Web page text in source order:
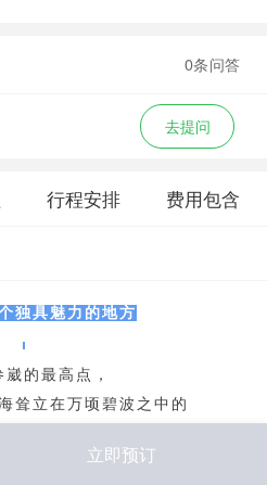
0条问答
去提问
行程安排 费用包含
独具魅力的地方
的最高点，
耸立在万顷碧波之中的
参崴揽进怀中。
又拥有海边的湛蓝自由
立即预订